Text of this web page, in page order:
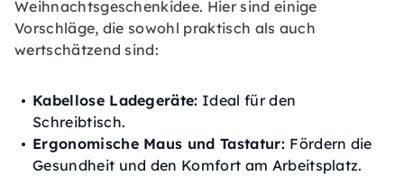
Weihnachtsgeschenkidee. Hier sind einige
Vorschläge, die sowohl praktisch als auch
wertschätzend sind:
Kabellose Ladegeräte: Ideal für den
Schreibtisch.
Ergonomische Maus und Tastatur: Fördern die
Gesundheit und den Komfort am Arbeitsplatz.